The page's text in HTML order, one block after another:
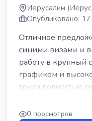
Иерусалим
Опубликовано:
Отличное
синими визами и
работу в крупный
графиком и
труда полностью
0 просмотров